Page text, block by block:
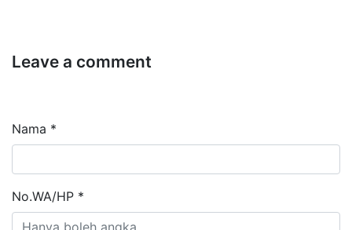
Leave a comment
Nama *
No.WA/HP *